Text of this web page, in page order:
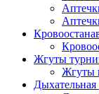
Жгуты
Жгуты